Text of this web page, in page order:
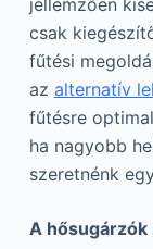
jellemzően
csak
fűtési
az alternatív
fűtésre
ha nagyobb
szeretnénk
A